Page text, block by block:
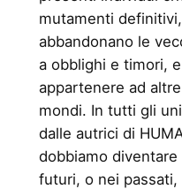
mutamenti
abbandonano le
a obblighi e timori,
appartenere ad
mondi. In tutti gli
dalle autrici di
dobbiamo
futuri, o nei passati,